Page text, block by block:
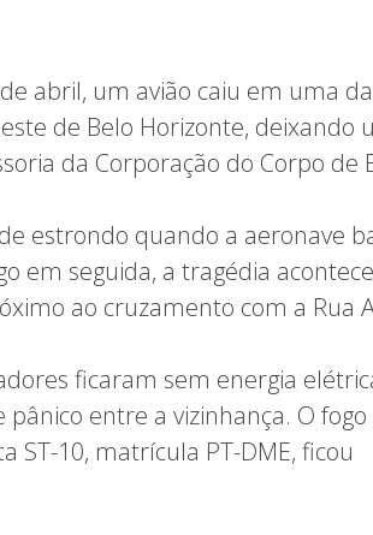
abril, um avião caiu em uma
de Belo Horizonte, deixando
da Corporação do Corpo de
estrondo quando a aeronave
em seguida, a tragédia
ao cruzamento com a Rua
ficaram sem energia
entre a vizinhança. O
ST-10, matrícula PT-DME, ficou